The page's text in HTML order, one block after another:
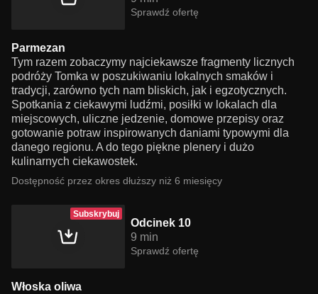
Sprawdź ofertę
Parmezan
Tym razem zobaczymy najciekawsze fragmenty licznych
podróży Tomka w poszukiwaniu lokalnych smaków i
tradycji, zarówno tych nam bliskich, jak i egzotycznych.
Spotkania z ciekawymi ludźmi, posiłki w lokalach dla
miejscowych, uliczne jedzenie, domowe przepisy oraz
gotowanie potraw inspirowanych daniami typowymi dla
danego regionu. A do tego piękne plenery i dużo
kulinarnych ciekawostek.
Dostępność przez okres dłuższy niż 6 miesięcy
Subskrybuj
Odcinek 10
9 min
Sprawdź ofertę
Włoska oliwa